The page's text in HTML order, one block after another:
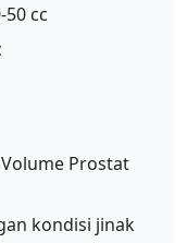
50 cc
Volume Prostat
kondisi jinak